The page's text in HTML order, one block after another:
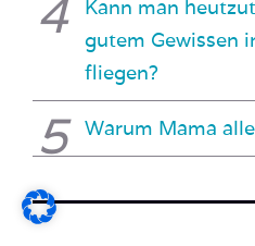
Kann man
gutem Gewissen
fliegen?
Warum Mama